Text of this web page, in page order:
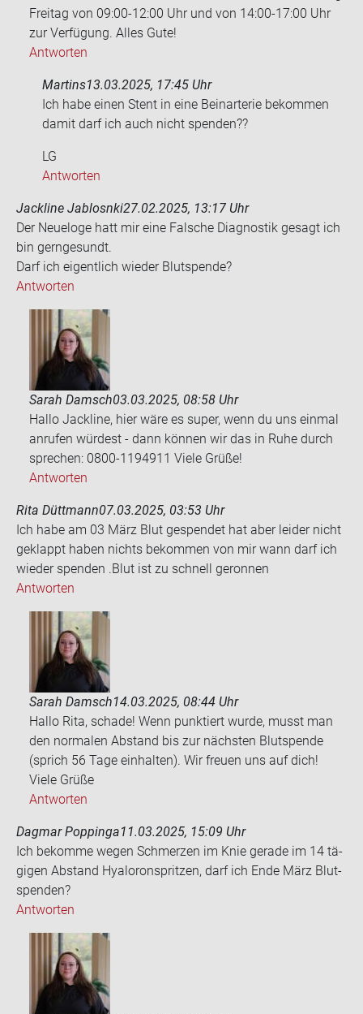
Freitag von 09:00-12:00 Uhr und von 14:00-17:00 Uhr
zur Verfügung. Alles Gute!
Antworten
Martins13.03.2025, 17:45 Uhr
Ich habe einen Stent in eine Bein­ar­te­rie be­kom­men
damit darf ich auch nicht spen­den??
LG
Antworten
Jackline Jablosnki27.02.2025, 13:17 Uhr
Der Neue­lo­ge hatt mir eine Fal­sche Dia­gnos­tik ge­sagt ich
bin gern­ge­sundt.
Darf ich ei­gent­lich wie­der Blut­spen­de?
Antworten
Sarah Damsch03.03.2025, 08:58 Uhr
Hallo Jackline, hier wäre es super, wenn du uns einmal
anrufen würdest - dann können wir das in Ruhe durch
sprechen: 0800-1194911 Viele Grüße!
Antworten
Rita Düttmann07.03.2025, 03:53 Uhr
Ich habe am 03 März Blut ge­spen­det hat aber lei­der nicht
ge­klappt haben nichts be­kom­men von mir wann darf ich
wie­der spen­den .Blut ist zu schnell ge­ron­nen
Antworten
Sarah Damsch14.03.2025, 08:44 Uhr
Hallo Rita, schade! Wenn punktiert wurde, musst man
den normalen Abstand bis zur nächsten Blutspende
(sprich 56 Tage einhalten). Wir freuen uns auf dich!
Viele Grüße
Antworten
Dagmar Poppinga11.03.2025, 15:09 Uhr
Ich be­kom­me wegen Schmer­zen im Knie ge­ra­de im 14 tä­
gi­gen Ab­stand Hya­lo­ron­sprit­zen, darf ich Ende März Blut­
spen­den?
Antworten